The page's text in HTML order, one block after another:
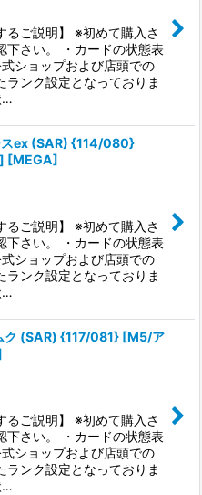
るご説明】 ※初めて購入さ
下さい。 ・カードの状態表
ショップおよび店頭での
ランク設定となっておりま
…
スex (SAR) {114/080}
[MEGA]
るご説明】 ※初めて購入さ
下さい。 ・カードの状態表
ショップおよび店頭での
ランク設定となっておりま
…
ク (SAR) {117/081} [M5/ア
るご説明】 ※初めて購入さ
下さい。 ・カードの状態表
ショップおよび店頭での
ランク設定となっておりま
…